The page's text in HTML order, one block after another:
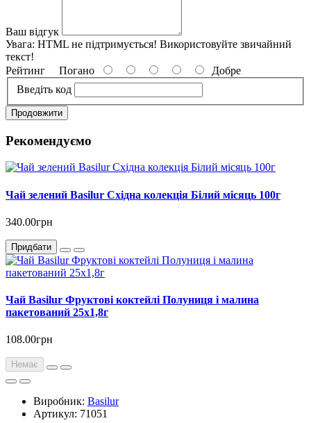
Ваш відгук
Увага: HTML не підтримується! Використовуйте звичайний
текст!
Рейтинг Погано
Добре
Введіть код
Продовжити
Рекомендуємо
Чай зелений Basilur Східна колекція Білий місяць 100г
340.00грн
Придбати
Чай Basilur Фруктові коктейлі Полуниця і малина
пакетований 25х1,8г
108.00грн
Немає
Виробник: Basilur
Артикул: 71051